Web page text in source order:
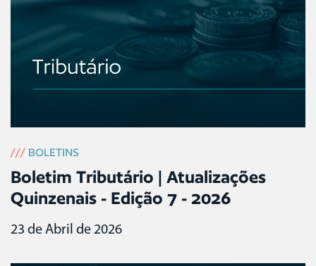
/// BOLETINS
Boletim Tributário | Atualizações
Quinzenais - Edição 7 - 2026
23 de Abril de 2026